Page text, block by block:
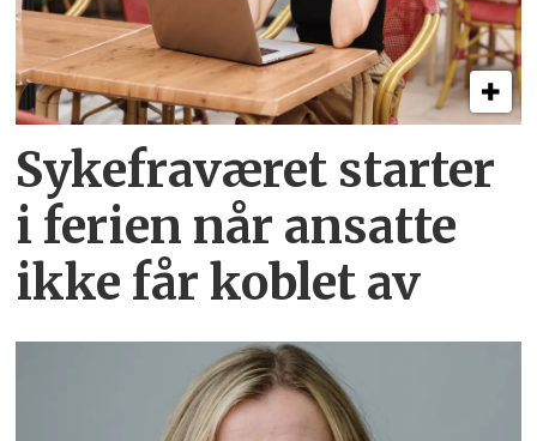
Sykefraværet starter
i ferien når ansatte
ikke får koblet av